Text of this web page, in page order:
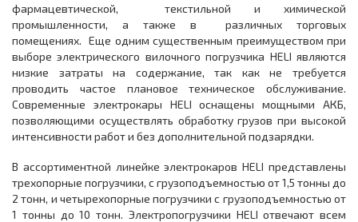
фармацевтической, текстильной и химической
промышленности, а также в различных торговых
помещениях. Еще одним существенным преимуществом при
выборе электрического вилочного погрузчика HELI являются
низкие затраты на содержание, так как не требуется
проводить частое плановое техническое обслуживание.
Современные электрокары HELI оснащены мощными АКБ,
позволяющими осуществлять обработку грузов при высокой
интенсивности работ и без дополнительной подзарядки.
В ассортиментной линейке электрокаров HELI представлены
трехопорные погрузчики, с грузоподъемностью от 1,5 тонны до
2 тонн, и четырехопорные погрузчики с грузоподъемностью от
1 тонны до 10 тонн. Электропогрузчики HELI отвечают всем